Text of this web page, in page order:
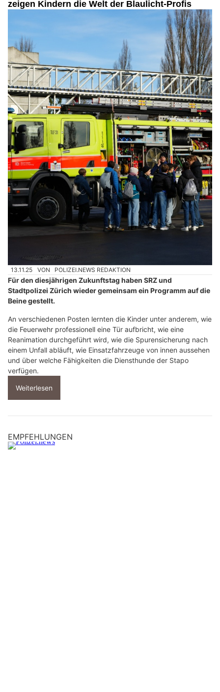
zeigen Kindern die Welt der Blaulicht-Profis
13.11.25 VON POLIZEI.NEWS REDAKTION
Für den diesjährigen Zukunftstag haben SRZ und
Stadtpolizei Zürich​​ wieder gemeinsam ein Programm auf die
Beine gestellt.
An verschiedenen Posten lernten die Kinder unter anderem, wie
die Feuerwehr professionell eine Tür aufbricht, wie eine
Reanimation durchgeführt wird, wie die Spurensicherung nach
einem Unfall abläuft, wie Einsatzfahrzeuge von innen aussehen
und über welche Fähigkeiten die Diensthunde der Stapo
verfügen.
Weiterlesen
EMPFEHLUNGEN